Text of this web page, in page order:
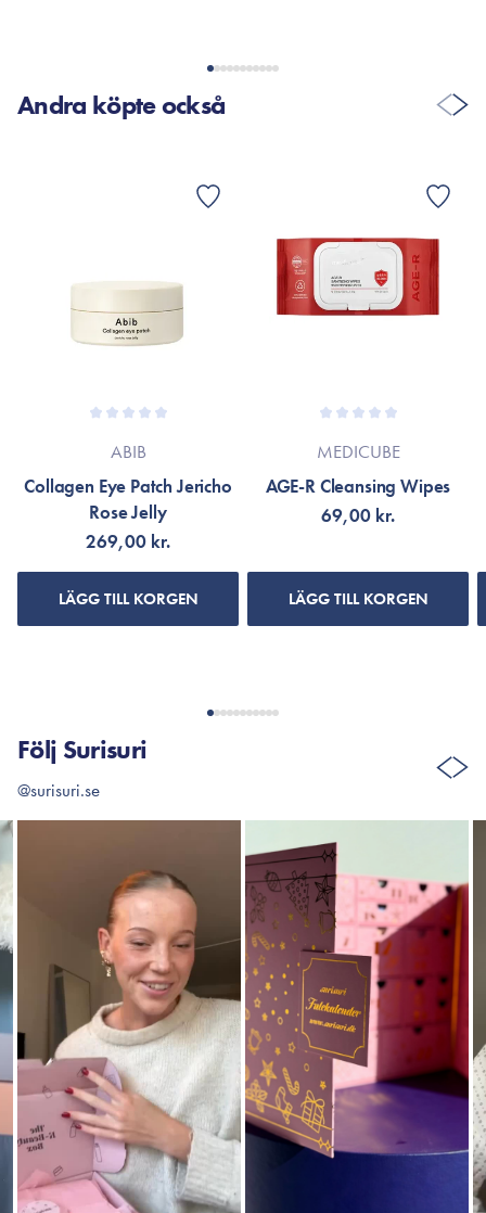
Andra köpte också
ABIB
Collagen Eye Patch Jericho
Rose Jelly
269,00 kr.
LÄGG TILL KORGEN
MEDICUBE
AGE-R Cleansing Wipes
69,00 kr.
LÄGG TILL KORGEN
Följ Surisuri
@surisuri.se